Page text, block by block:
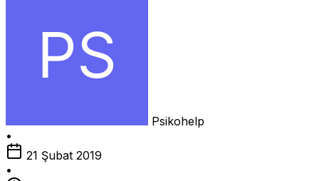
Psikohelp
•
21 Şubat 2019
•